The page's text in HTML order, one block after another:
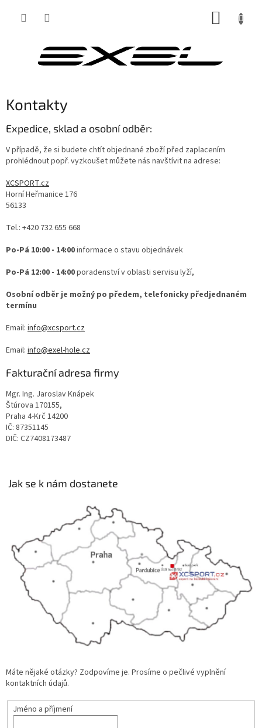
Kontakty
Expedice, sklad a osobní odběr:
V případě, že si budete chtít objednané zboží před zaplacením
prohlédnout popř. vyzkoušet můžete nás navštívit na adrese:
XCSPORT.cz
Horní Heřmanice 176
56133
Tel.: +420 732 655 668
Po-Pá 10:00 - 14:00informace o stavu objednávek
Po-Pá 12:00 - 14:00poradenství v oblasti servisu lyží,
Osobní odběr je možný po předem, telefonicky předjednaném
termínu
Email: info@xcsport.cz
Email: info@exel-hole.cz
Fakturační adresa firmy
Mgr. Ing. Jaroslav Knápek
Štúrova 170155,
Praha 4-Krč 14200
IČ: 87351145
DIČ: CZ7408173487
Jak se k nám dostanete
Máte nějaké otázky? Zodpovíme je. Prosíme o pečlivé vyplnění
kontaktních údajů.
Jméno a příjmení